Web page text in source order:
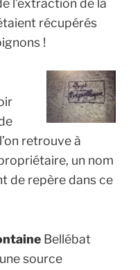
récupérés
!
retrouve à
un nom
de repère dans ce
Bellébat
source